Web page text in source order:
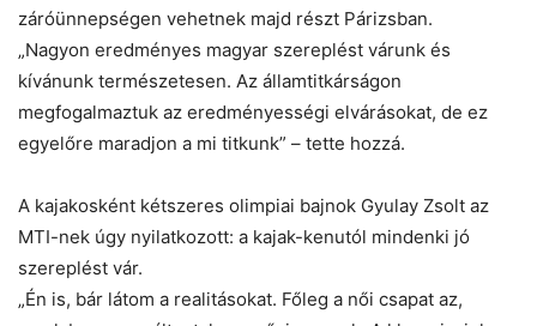
záróünnepségen vehetnek majd részt Párizsban.
„Nagyon eredményes magyar szereplést várunk és
kívánunk természetesen. Az államtitkárságon
megfogalmaztuk az eredményességi elvárásokat, de ez
egyelőre maradjon a mi titkunk” – tette hozzá.
A kajakosként kétszeres olimpiai bajnok Gyulay Zsolt az
MTI-nek úgy nyilatkozott: a kajak-kenutól mindenki jó
szereplést vár.
„Én is, bár látom a realitásokat. Főleg a női csapat az,